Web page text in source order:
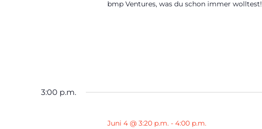
bmp Ventures, was du schon immer wolltest!
3:00 p.m.
Juni 4 @ 3:20 p.m.- 4:00 p.m.